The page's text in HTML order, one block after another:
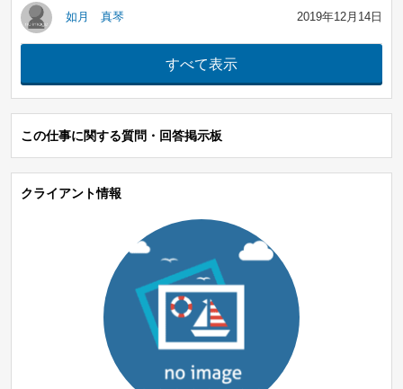
如月 真琴 2019年12月14日
この仕事に関する質問・回答掲示板
クライアント情報